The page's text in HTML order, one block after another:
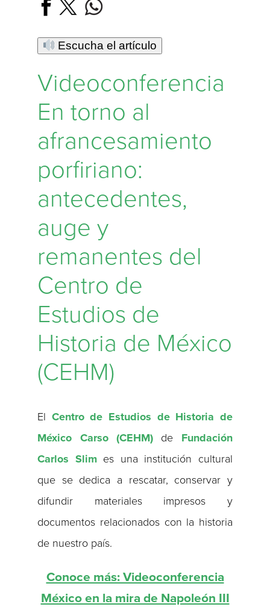
Escucha el artículo
Videoconferencia
En torno al
afrancesamiento
porfiriano:
antecedentes,
auge y
remanentes del
Centro de
Estudios de
Historia de México
(CEHM)
El Centro de Estudios de Historia de
México Carso (CEHM) de Fundación
Carlos Slimes una institución cultural
que se dedica a rescatar, conservar y
difundir materiales impresos y
documentos relacionados con la historia
de nuestro país.
Conoce más: Videoconferencia
México en la mira de Napoleón III